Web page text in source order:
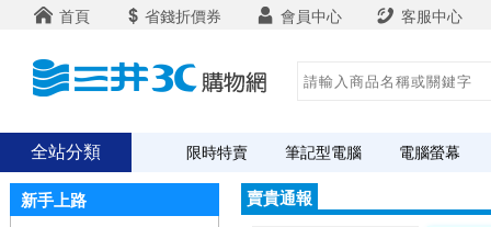
首頁 省錢折價券 會員中心 客服中心
全站分類 限時特賣 筆記型電腦 電腦螢幕
賣貴通報
新手上路